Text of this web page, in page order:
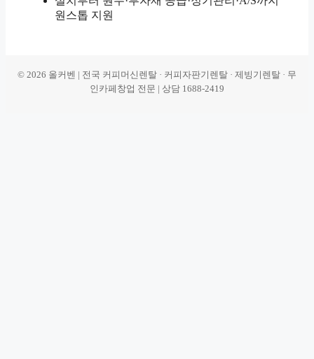
원스톱 지원
© 2026 올커벤 | 전국 커피머신렌탈 · 커피자판기렌탈 · 제빙기렌탈 · 무
인카페창업 전문 | 상담 1688-2419